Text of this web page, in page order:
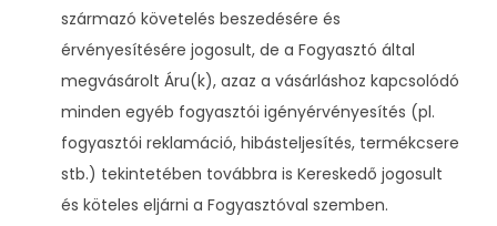
származó követelés beszedésére és
érvényesítésére jogosult, de a Fogyasztó által
megvásárolt Áru(k), azaz a vásárláshoz kapcsolódó
minden egyéb fogyasztói igényérvényesítés (pl.
fogyasztói reklamáció, hibásteljesítés, termékcsere
stb.) tekintetében továbbra is Kereskedő jogosult
és köteles eljárni a Fogyasztóval szemben.